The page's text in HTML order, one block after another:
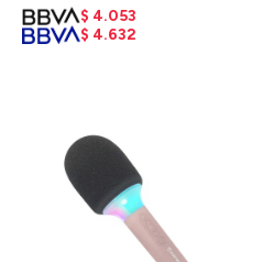
$ 4.053
$ 4.632